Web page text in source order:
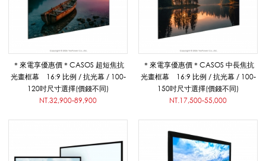
幕
_
＊來電享優惠價＊CASOS 超短焦抗
光畫框幕 16:9 比例 / 抗光幕 / 100-
120吋尺寸選擇(價錢不同)
NT.32,900-89,900
＊來電享優惠價＊CASOS 中長焦抗
光畫框幕 16:9 比例 / 抗光幕 / 100-
150吋尺寸選擇(價錢不同)
NT.17,500-55,000